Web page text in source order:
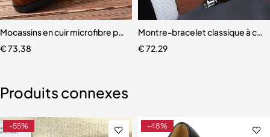
hommes
Mocassins en cuir microfibre pour hommes
€73,38
Montre-bracelet classique à
€72,29
Produits connexes
-55% -48%